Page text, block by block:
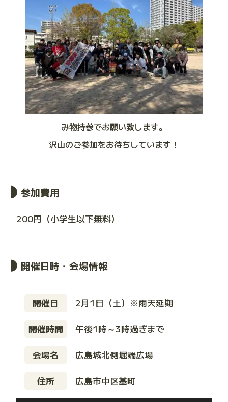
み物持参でお願い致します。
沢山のご参加をお待ちしています！
参加費用
200円（小学生以下無料）
開催日時・会場情報
開催日 2月1日（土）※雨天延期
開催時間 午後1時～3時過ぎまで
会場名 広島城北側堀端広場
住所 広島市中区基町